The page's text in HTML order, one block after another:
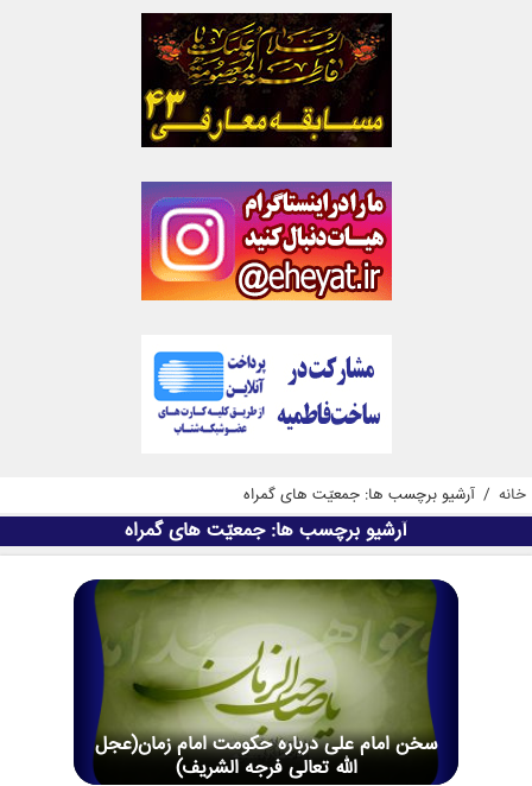
خانه / آرشیو برچسب ها: جمعیّت های گمراه
آرشیو برچسب ها:جمعیّت های گمراه
سخن امام علی درباره حکومت امام زمان(عجل
الله تعالی فرجه الشریف)